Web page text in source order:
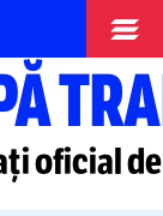
oficial